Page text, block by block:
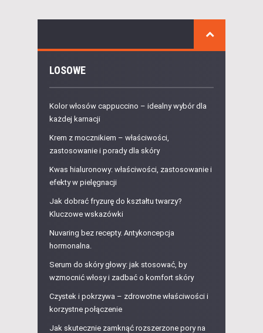
LOSOWE
Kolor włosów cappuccino – idealny wybór dla
każdej karnacji
Krem z mocznikiem – właściwości,
zastosowanie i porady dla skóry
Kwas hialuronowy: właściwości, zastosowanie i
efekty w pielęgnacji
Jak dobrać fryzurę do kształtu twarzy?
Kluczowe wskazówki
Nuvaring bez recepty. Antykoncepcja
hormonalna.
Serum do skóry głowy: jak stosować, by
wzmocnić włosy i zadbać o komfort skóry
Czystek i pokrzywa – zdrowotne właściwości i
korzystne połączenie
Jak skutecznie zamknąć rozszerzone pory na